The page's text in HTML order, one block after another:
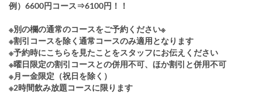
例）6600円コース⇒6100円！！
※別の欄の通常のコースをご予約ください※
※割引コースを除く通常コースのみ適用となります
※予約時にこちらを見たことをスタッフにお伝えください
※曜日限定の割引コースとの併用不可、ほか割引と併用不可
※月ー金限定（祝日を除く）
※2時間飲み放題コースに限ります